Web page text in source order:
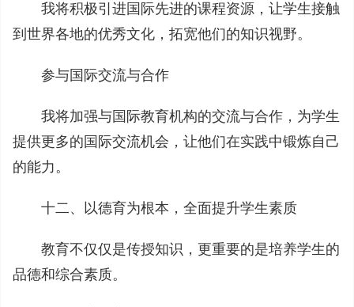
我将积极引进国际先进的课程资源，让学生接触
到世界各地的优秀文化，拓宽他们的知识视野。
参与国际交流与合作
我将加强与国际教育机构的交流与合作，为学生
提供更多的国际交流机会，让他们在实践中锻炼自己
的能力。
十二、以德育为根本，全面提升学生素质
教育不仅仅是传授知识，更重要的是培养学生的
品德和综合素质。